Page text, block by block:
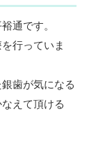
通です。
行っていま
歯が気になる
えて頂ける